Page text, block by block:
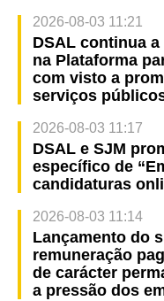
2026-08-03 11:21
DSAL continua
na Plataforma
com visto a
serviços
2026-08-03 11:17
DSAL e SJM
específico de
candidaturas
2026-08-03 11:14
Lançamento do
remuneração
de carácter
a pressão dos